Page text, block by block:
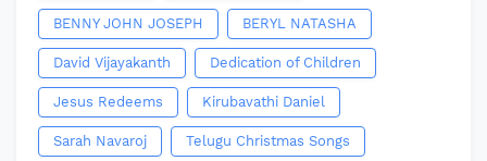
BENNY JOHN JOSEPH BERYL NATASHA
David Vijayakanth Dedication of Children
Jesus Redeems Kirubavathi Daniel
Sarah Navaroj Telugu Christmas Songs